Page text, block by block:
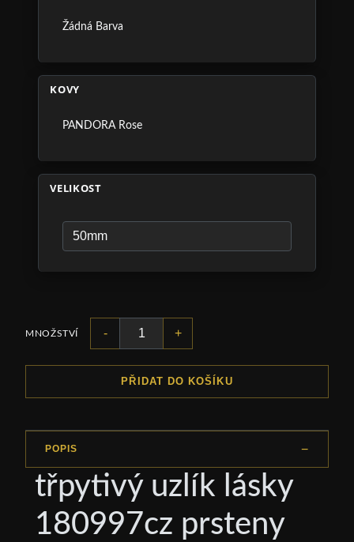
Žádná Barva
KOVY
PANDORA Rose
VELIKOST
MNOŽSTVÍ - +
PŘIDAT DO KOŠÍKU
POPIS
třpytivý uzlík lásky
180997cz prsteny